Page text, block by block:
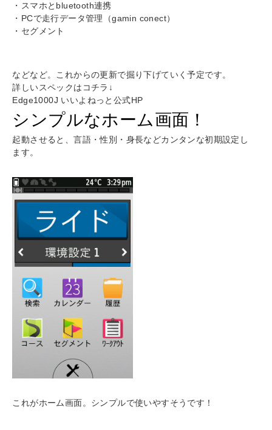
・スマホとbluetooth連携
・PCで走行データ管理（gamin conect）
・セグメント
などなど。これからの更新で掘り下げていく予定です。
詳しいスペックはコチラ↓
Edge1000J いいよねっと公式HP
シンプルなホーム画面！
起動させると、言語・性別・身長などカンタンな初期設定し
ます。
これがホーム画面。シンプルで使いやすそうです！